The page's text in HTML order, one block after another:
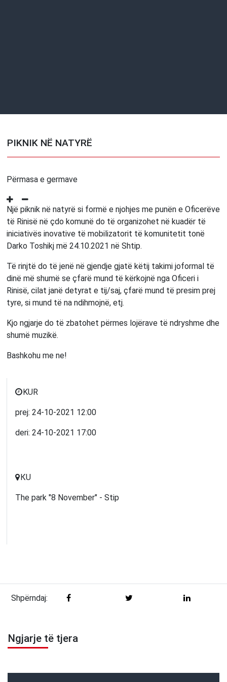
PIKNIK NË NATYRË
Përmasa e germave
Një piknik në natyrë si formë e njohjes me punën e Oficerëve
të Rinisë në çdo komunë do të organizohet në kuadër të
iniciativës inovative të mobilizatorit të komunitetit tonë
Darko Toshikj më 24.10.2021 në Shtip.
Të rinjtë do të jenë në gjendje gjatë këtij takimi joformal të
dinë më shumë se çfarë mund të kërkojnë nga Oficeri i
Rinisë, cilat janë detyrat e tij/saj, çfarë mund të presim prej
tyre, si mund të na ndihmojnë, etj.
Kjo ngjarje do të zbatohet përmes lojërave të ndryshme dhe
shumë muzikë.
Bashkohu me ne!
KUR
prej:24-10-2021 12:00
deri:24-10-2021 17:00
КU
The park "8 November" - Stip
Shpërndaj:
Ngjarje të tjera